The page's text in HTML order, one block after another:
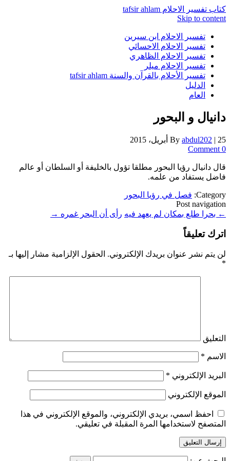
كتاب تفسير الاحلام tafsir ahlam
Skip to content
تفسير الاحلام ابن سيرين
تفسير الاحلام الاحسائي
تفسير الاحلام الظاهري
تفسير الاحلام ميلر
تفسير الأحلام بالقرآن والسنة tafsir ahlam
الدليل
العام
دانيال و البحور
By abdul202 | 25 أبريل، 2015
0 Comment
قال دانيال رؤيا البحور مطلقا تؤول بالخليفة أو السلطان أو عالم
فاضل يستفاد من علمه.
Category: فصل في رؤيا البحور
Post navigation
← بحرا طلع بمكان لم يعهد فيه رأى أن البحر غمره →
اترك تعليقاً
لن يتم نشر عنوان بريدك الإلكتروني. الحقول الإلزامية مشار إليها بـ
*
التعليق
الاسم *
البريد الإلكتروني *
الموقع الإلكتروني
احفظ اسمي، بريدي الإلكتروني، والموقع الإلكتروني في هذا
المتصفح لاستخدامها المرة المقبلة في تعليقي.